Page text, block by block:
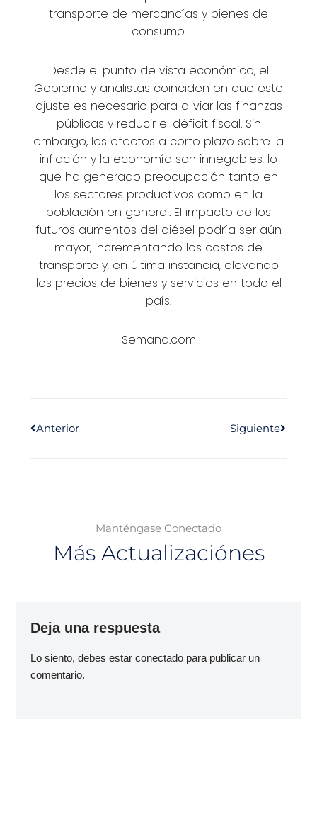
transporte de mercancías y bienes de
consumo.
Desde el punto de vista económico, el
Gobierno y analistas coinciden en que este
ajuste es necesario para aliviar las finanzas
públicas y reducir el déficit fiscal. Sin
embargo, los efectos a corto plazo sobre la
inflación y la economía son innegables, lo
que ha generado preocupación tanto en
los sectores productivos como en la
población en general. El impacto de los
futuros aumentos del diésel podría ser aún
mayor, incrementando los costos de
transporte y, en última instancia, elevando
los precios de bienes y servicios en todo el
país.
Semana.com
Anterior Siguiente
Manténgase Conectado
Más Actualizaciónes
Deja una respuesta
Lo siento, debes estarconectado para publicar un
comentario.